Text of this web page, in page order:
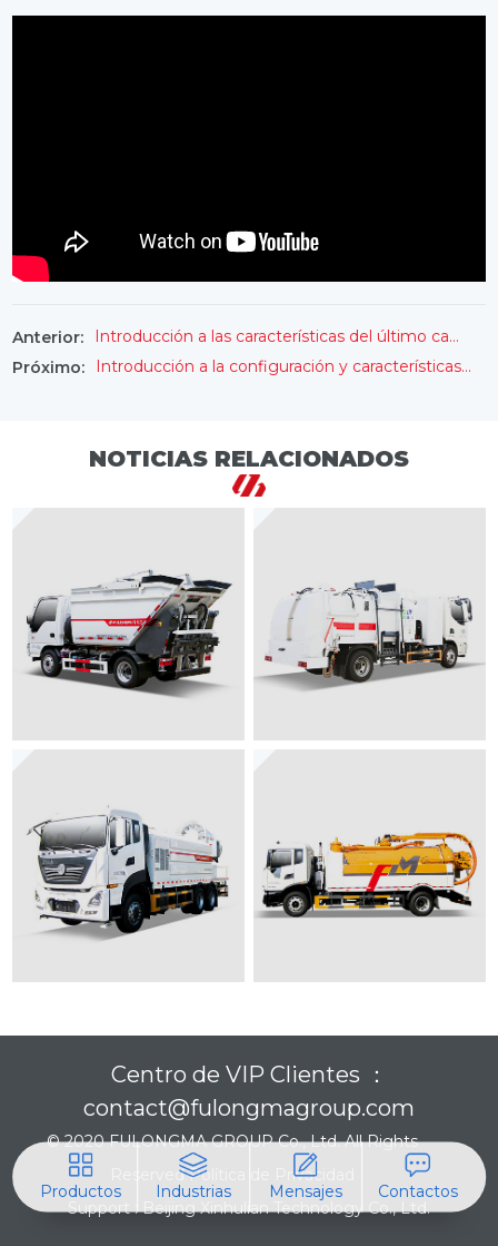
Anterior:
Introducción a las características del último camión barredora en seco y húmedo de FULONGMA
Próximo:
Introducción a la configuración y características del camión de basura autocargable FULONGMA
NOTICIAS RELACIONADOS
Productos Industrias Mensajes Contactos
Centro de VIP Clientes ：
contact@fulongmagroup.com
© 2020 FULONGMA GROUP Co., Ltd. All Rights
ReservedPolítica de Privacidad
Support :Beijing Xinhulian Technology Co., Ltd.